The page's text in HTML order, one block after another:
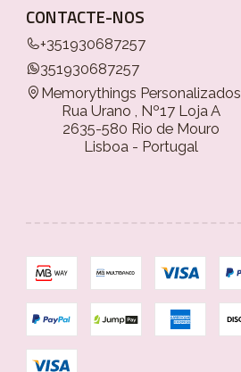
CONTACTE-NOS
+351930687257
351930687257
Memorythings Personalizados
Rua Urano , Nº17 Loja A
2635-580 Rio de Mouro
Lisboa - Portugal